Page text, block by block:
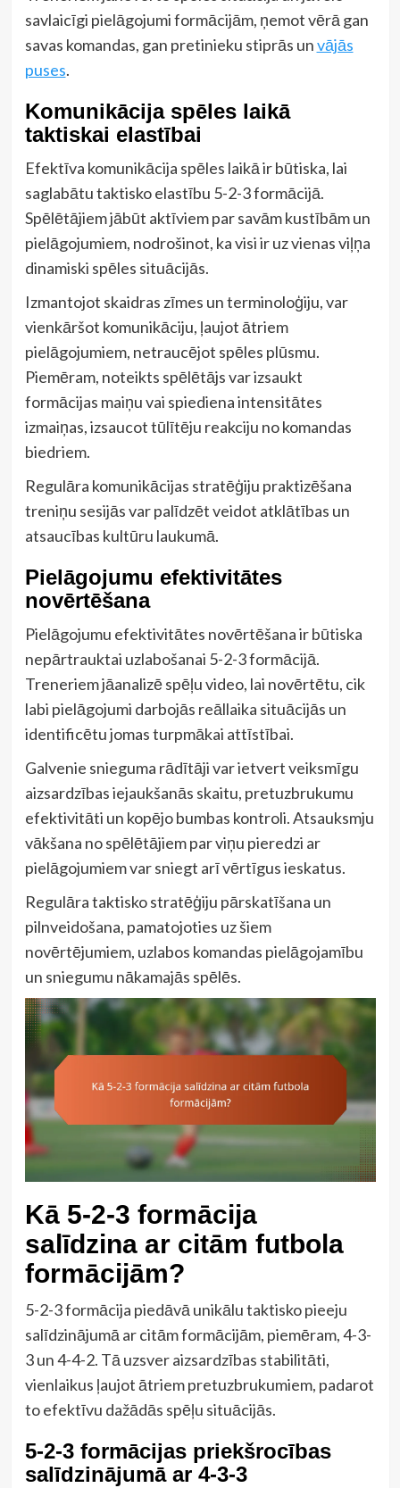
savlaicīgi pielāgojumi formācijām, ņemot vērā gan
savas komandas, gan pretinieku stiprās unvājās
puses.
Komunikācija spēles laikā
taktiskai elastībai
Efektīva komunikācija spēles laikā ir būtiska, lai
saglabātu taktisko elastību 5-2-3 formācijā.
Spēlētājiem jābūt aktīviem par savām kustībām un
pielāgojumiem, nodrošinot, ka visi ir uz vienas viļņa
dinamiski spēles situācijās.
Izmantojot skaidras zīmes un terminoloģiju, var
vienkāršot komunikāciju, ļaujot ātriem
pielāgojumiem, netraucējot spēles plūsmu.
Piemēram, noteikts spēlētājs var izsaukt
formācijas maiņu vai spiediena intensitātes
izmaiņas, izsaucot tūlītēju reakciju no komandas
biedriem.
Regulāra komunikācijas stratēģiju praktizēšana
treniņu sesijās var palīdzēt veidot atklātības un
atsaucības kultūru laukumā.
Pielāgojumu efektivitātes
novērtēšana
Pielāgojumu efektivitātes novērtēšana ir būtiska
nepārtrauktai uzlabošanai 5-2-3 formācijā.
Treneriem jāanalizē spēļu video, lai novērtētu, cik
labi pielāgojumi darbojās reāllaika situācijās un
identificētu jomas turpmākai attīstībai.
Galvenie snieguma rādītāji var ietvert veiksmīgu
aizsardzības iejaukšanās skaitu, pretuzbrukumu
efektivitāti un kopējo bumbas kontroli. Atsauksmju
vākšana no spēlētājiem par viņu pieredzi ar
pielāgojumiem var sniegt arī vērtīgus ieskatus.
Regulāra taktisko stratēģiju pārskatīšana un
pilnveidošana, pamatojoties uz šiem
novērtējumiem, uzlabos komandas pielāgojamību
un sniegumu nākamajās spēlēs.
Kā 5-2-3 formācija
salīdzina ar citām futbola
formācijām?
5-2-3 formācija piedāvā unikālu taktisko pieeju
salīdzinājumā ar citām formācijām, piemēram, 4-3-
3 un 4-4-2. Tā uzsver aizsardzības stabilitāti,
vienlaikus ļaujot ātriem pretuzbrukumiem, padarot
to efektīvu dažādās spēļu situācijās.
5-2-3 formācijas priekšrocības
salīdzinājumā ar 4-3-3